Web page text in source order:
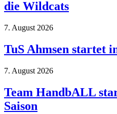
die Wildcats
7. August 2026
TuS Ahmsen startet
7. August 2026
Team HandbALL
Saison